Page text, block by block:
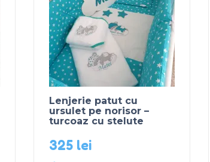
Lenjerie patut cu
ursulet pe norisor –
turcoaz cu stelute
325 lei